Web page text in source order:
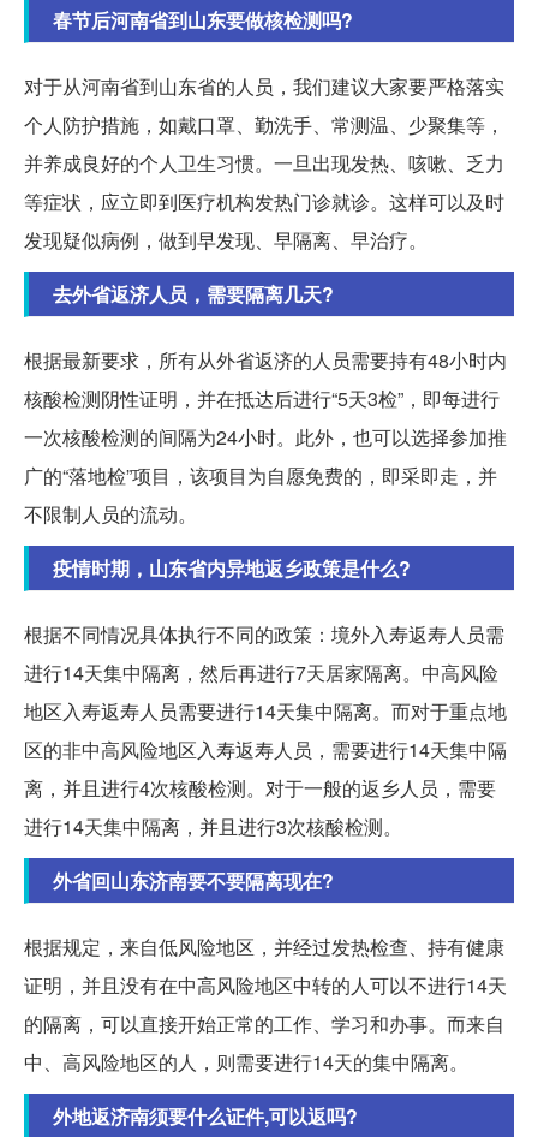
春节后河南省到山东要做核检测吗?
对于从河南省到山东省的人员，我们建议大家要严格落实
个人防护措施，如戴口罩、勤洗手、常测温、少聚集等，
并养成良好的个人卫生习惯。一旦出现发热、咳嗽、乏力
等症状，应立即到医疗机构发热门诊就诊。这样可以及时
发现疑似病例，做到早发现、早隔离、早治疗。
去外省返济人员，需要隔离几天?
根据最新要求，所有从外省返济的人员需要持有48小时内
核酸检测阴性证明，并在抵达后进行“5天3检”，即每进行
一次核酸检测的间隔为24小时。此外，也可以选择参加推
广的“落地检”项目，该项目为自愿免费的，即采即走，并
不限制人员的流动。
疫情时期，山东省内异地返乡政策是什么?
根据不同情况具体执行不同的政策：境外入寿返寿人员需
进行14天集中隔离，然后再进行7天居家隔离。中高风险
地区入寿返寿人员需要进行14天集中隔离。而对于重点地
区的非中高风险地区入寿返寿人员，需要进行14天集中隔
离，并且进行4次核酸检测。对于一般的返乡人员，需要
进行14天集中隔离，并且进行3次核酸检测。
外省回山东济南要不要隔离现在?
根据规定，来自低风险地区，并经过发热检查、持有健康
证明，并且没有在中高风险地区中转的人可以不进行14天
的隔离，可以直接开始正常的工作、学习和办事。而来自
中、高风险地区的人，则需要进行14天的集中隔离。
外地返济南须要什么证件,可以返吗?